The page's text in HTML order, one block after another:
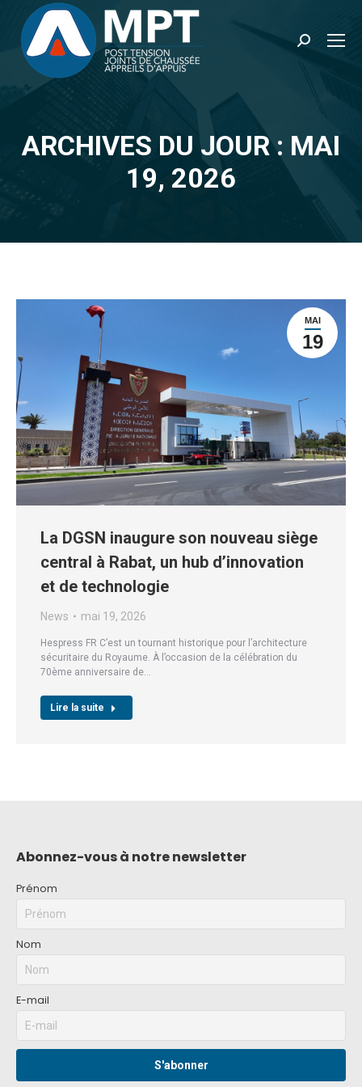
Recherche
ARCHIVES DU JOUR : MAI
19, 2026
MAI
19
La DGSN inaugure son nouveau siège
central à Rabat, un hub d’innovation
et de technologie
News mai 19, 2026
Hespress FR C’est un tournant historique pour l’architecture
sécuritaire du Royaume. À l’occasion de la célébration du
70ème anniversaire de…
Lire la suite
Abonnez-vous à notre newsletter
Prénom
Nom
E-mail